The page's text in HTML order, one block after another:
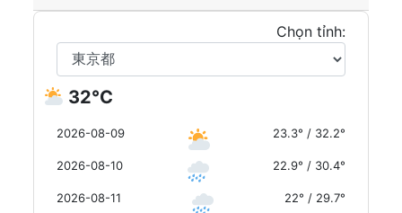
Chọn tỉnh:
32°C
2026-08-09 23.3° / 32.2°
2026-08-10 22.9° / 30.4°
2026-08-11 22° / 29.7°